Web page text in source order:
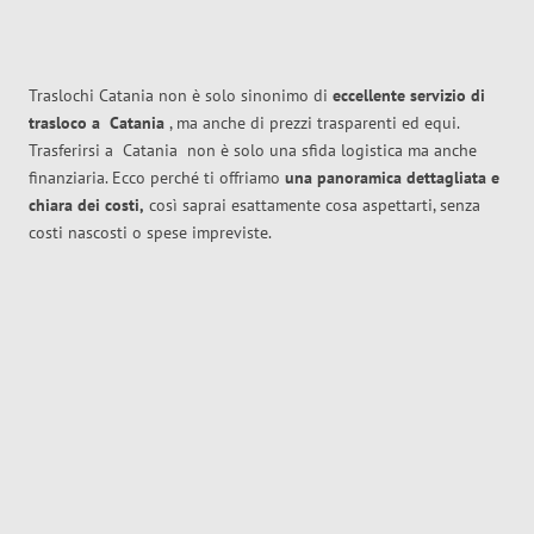
Traslochi Catania non è solo sinonimo di eccellente servizio di
trasloco a Catania , ma anche di prezzi trasparenti ed equi.
Trasferirsi a Catania non è solo una sfida logistica ma anche
finanziaria. Ecco perché ti offriamo una panoramica dettagliata e
chiara dei costi, così saprai esattamente cosa aspettarti, senza
costi nascosti o spese impreviste.